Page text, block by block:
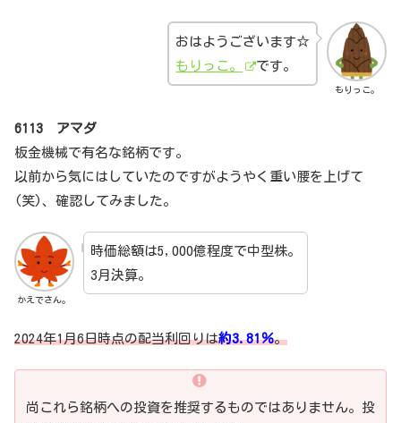
もりっこ。
おはようございます☆
もりっこ。
です。
6113 アマダ
板金機械で有名な銘柄です。
以前から気にはしていたのですがようやく重い腰を上げて
(笑)、確認してみました。
かえでさん。
時価総額は5,000億程度で中型株。
3月決算。
2024年1月6日時点の配当利回りは約3.81％。
尚これら銘柄への投資を推奨するものではありません。投